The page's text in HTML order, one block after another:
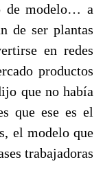
de modelo… a
de ser plantas
en redes
productos
que no había
que ese es el
el modelo que
trabajadoras